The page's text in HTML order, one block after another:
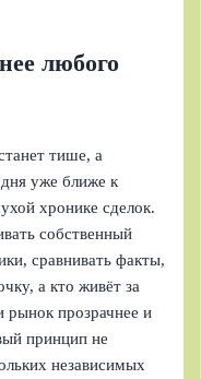
любого
тише, а
уже ближе к
хронике сделок.
собственный
сравнивать факты,
а кто живёт за
рынок прозрачнее и
принцип не
независимых